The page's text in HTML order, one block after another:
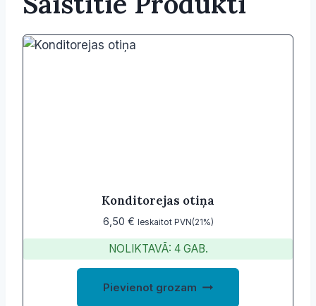
Konditorejas otiņa
6,50 € Ieskaitot PVN(21%)
NOLIKTAVĀ: 4 GAB.
Pievienot grozam